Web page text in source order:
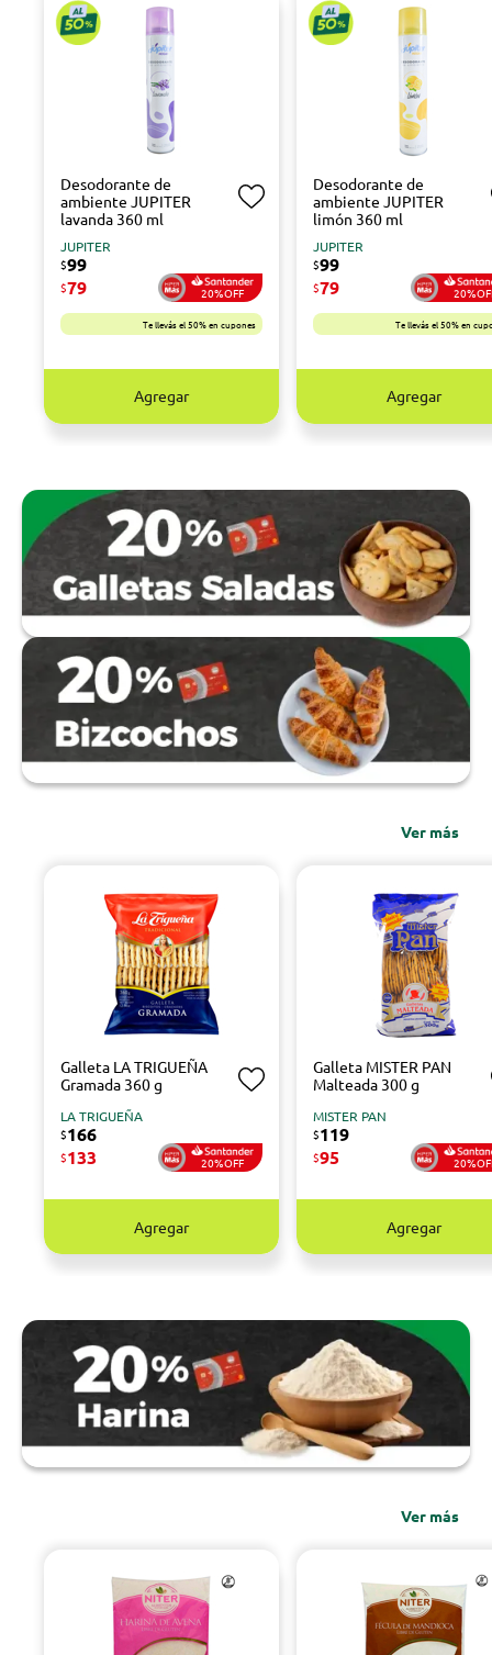
Desodorante de
ambiente JUPITER
lavanda 360 ml
JUPITER
$99
$79 20%OFF
Te llevás el 50% en cupones
Agregar
Desodorante de
ambiente JUPITER
limón 360 ml
JUPITER
$99
$79
Te llevás el 50% en
Agregar
Ver más
Galleta LA TRIGUEÑA
Gramada 360 g
LA TRIGUEÑA
$166
$133 20%OFF
Agregar
Galleta MISTER PAN
Malteada 300 g
MISTER PAN
$119
$95
Agregar
Ver más